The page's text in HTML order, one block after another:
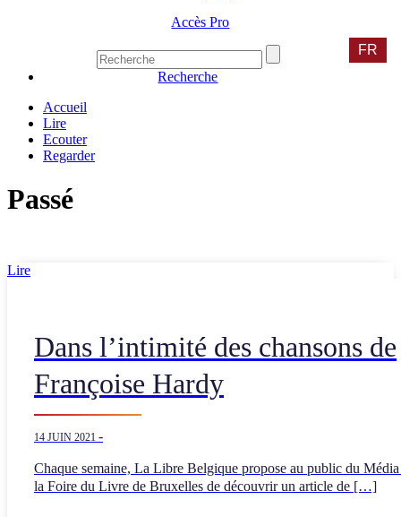
Accès Pro
FR
Recherche
Accueil
Lire
Ecouter
Regarder
Passé
Lire
Dans l’intimité des chansons de
Françoise Hardy
14 JUIN 2021 -
Chaque semaine, La Libre Belgique propose au public du
la Foire du Livre de Bruxelles de découvrir un article de […]